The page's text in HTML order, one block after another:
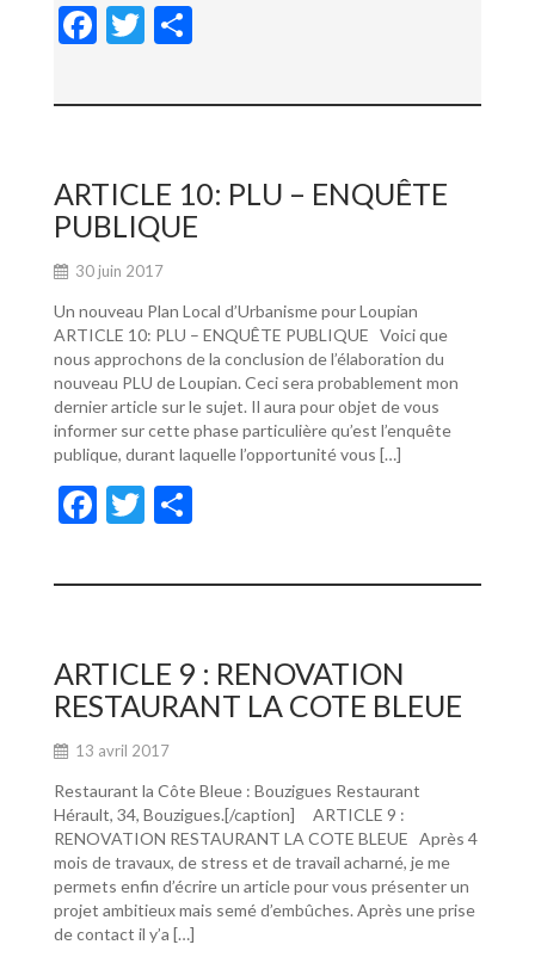
F
e
o
o
k
T
itt ta
er
ARTICLE 10: PLU – ENQUÊTE
PUBLIQUE
30 juin 2017
Un nouveau Plan Local d’Urbanisme pour Loupian
ARTICLE 10: PLU – ENQUÊTE PUBLIQUE Voici que
nous approchons de la conclusion de l’élaboration du
nouveau PLU de Loupian. Ceci sera probablement mon
dernier article sur le sujet. Il aura pour objet de vous
informer sur cette phase particulière qu’est l’enquête
publique, durant laquelle l’opportunité vous […]
F
e
o
o
k
T
itt ta
er
ARTICLE 9 : RENOVATION
RESTAURANT LA COTE BLEUE
13 avril 2017
Restaurant la Côte Bleue : Bouzigues Restaurant
Hérault, 34, Bouzigues.[/caption] ARTICLE 9 :
RENOVATION RESTAURANT LA COTE BLEUE Après 4
mois de travaux, de stress et de travail acharné, je me
permets enfin d’écrire un article pour vous présenter un
projet ambitieux mais semé d’embûches. Après une prise
de contact il y’a […]